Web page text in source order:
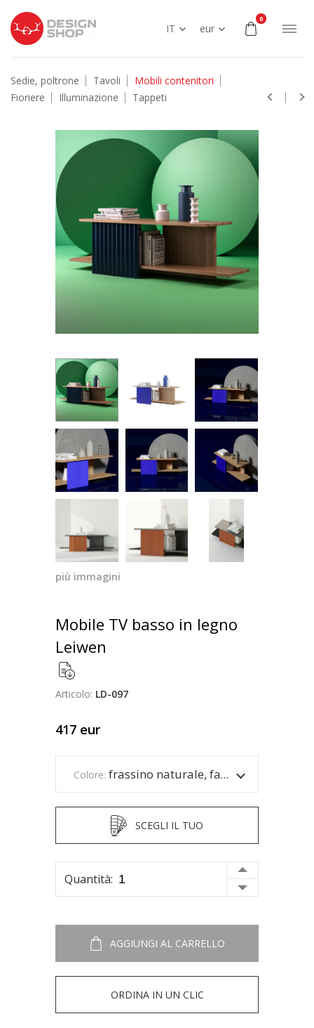
IT eur
0
Sedie, poltrone Tavoli
Mobili contenitori
Fioriere
Illuminazione Tappeti
più immagini
Mobile TV basso in legno
Leiwen
Articolo: LD-097
417 eur
Colore: frassino naturale, facciata blu
SCEGLI IL TUO
Quantità:
AGGIUNGI AL CARRELLO
ORDINA IN UN CLIC